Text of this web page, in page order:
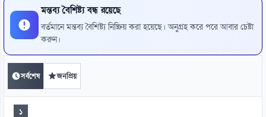
মন্তব্য বৈশিষ্ট্য বন্ধ রয়েছে
বর্তমানে মন্তব্য বৈশিষ্ট্য নিষ্ক্রিয় করা হয়েছে। অনুগ্রহ করে পরে আবার চেষ্টা
করুন।
সর্বশেষ জনপ্রিয়
১